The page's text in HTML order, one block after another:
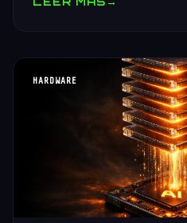
HARDWARE